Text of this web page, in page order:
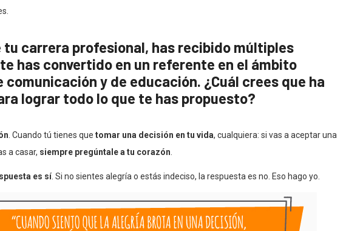
tu carrera profesional, has recibido múltiples
has convertido en un referente en el ámbito
y de educación. ¿Cuál crees que ha
lograr todo lo que te has propuesto?
. Cuando tú tienes que tomar una decisión en tu vida, cualquiera: si vas a aceptar una
a casar, siempre pregúntale a tu corazón.
es sí. Si no sientes alegría o estás indeciso, la respuesta es no. Eso hago yo.